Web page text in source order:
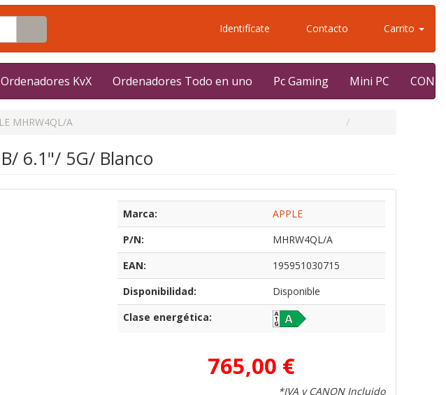
Identifícate Contacto Carrito
Ordenadores KvX Ordenadores Todo en uno Pc Gaming Mini PC
MHRW4QL/A
6.1"/ 5G/ Blanco
Marca:
APPLE
P/N:
MHRW4QL/A
EAN:
195951030715
Disponibilidad:
Disponible
Clase energética:
765,00 €
*IVA y CANON Incluido